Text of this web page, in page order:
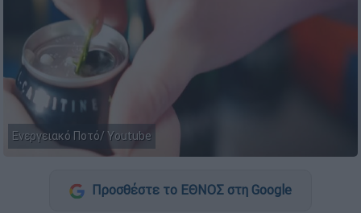
Eνεργειακό Ποτό/ Youtube
Προσθέστε το ΕΘΝΟΣ στη Google